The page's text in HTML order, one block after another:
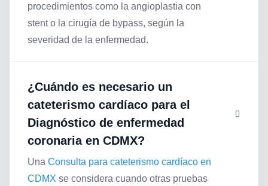
procedimientos como la angioplastia con
stent o la cirugía de bypass, según la
severidad de la enfermedad.
¿Cuándo es necesario un
cateterismo cardíaco para el
Diagnóstico de enfermedad
coronaria en CDMX?
Una Consulta para cateterismo cardíaco en
CDMX se considera cuando otras pruebas